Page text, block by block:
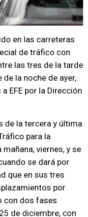
en las carreteras
de tráfico con
las tres de la tarde
la noche de ayer,
EFE por la Dirección
de la tercera y última
para la
viernes, y se
se dará por
que en sus tres
por
con dos fases
de diciembre, con